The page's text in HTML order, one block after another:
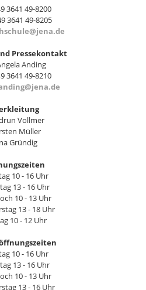
3641 49-8200
3641 49-8205
Pressekontakt
Anding
3641 49-8210
Vollmer
Müller
Gründig
10 - 16 Uhr
13 - 16 Uhr
10 - 13 Uhr
13 - 18 Uhr
10 - 12 Uhr
10 - 16 Uhr
13 - 16 Uhr
10 - 13 Uhr
13 - 16 Uhr